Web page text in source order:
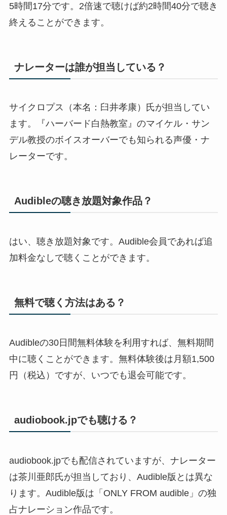
5時間17分です。2倍速で聴けば約2時間40分で聴き
終えることができます。
ナレーターは誰が担当している？
サイクロプス（本名：臼井孝康）氏が担当してい
ます。『ハーバード白熱教室』のマイケル・サン
デル教授のボイスオーバーでも知られる声優・ナ
レーターです。
Audibleの聴き放題対象作品？
はい、聴き放題対象です。Audible会員であれば追
加料金なしで聴くことができます。
無料で聴く方法はある？
Audibleの30日間無料体験を利用すれば、無料期間
中に聴くことができます。無料体験後は月額1,500
円（税込）ですが、いつでも退会可能です。
audiobook.jpでも聴ける？
audiobook.jpでも配信されていますが、ナレーター
は茶川亜郎氏が担当しており、Audible版とは異な
ります。Audible版は「ONLY FROM audible」の独
占ナレーション作品です。